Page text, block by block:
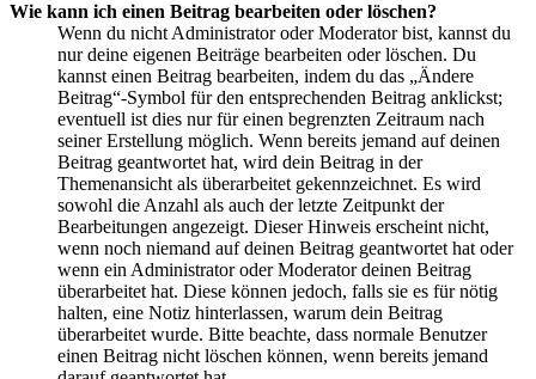
Wie kann ich einen Beitrag bearbeiten oder löschen?
Wenn du nicht Administrator oder Moderator bist, kannst du
nur deine eigenen Beiträge bearbeiten oder löschen. Du
kannst einen Beitrag bearbeiten, indem du das „Ändere
Beitrag“-Symbol für den entsprechenden Beitrag anklickst;
eventuell ist dies nur für einen begrenzten Zeitraum nach
seiner Erstellung möglich. Wenn bereits jemand auf deinen
Beitrag geantwortet hat, wird dein Beitrag in der
Themenansicht als überarbeitet gekennzeichnet. Es wird
sowohl die Anzahl als auch der letzte Zeitpunkt der
Bearbeitungen angezeigt. Dieser Hinweis erscheint nicht,
wenn noch niemand auf deinen Beitrag geantwortet hat oder
wenn ein Administrator oder Moderator deinen Beitrag
überarbeitet hat. Diese können jedoch, falls sie es für nötig
halten, eine Notiz hinterlassen, warum dein Beitrag
überarbeitet wurde. Bitte beachte, dass normale Benutzer
einen Beitrag nicht löschen können, wenn bereits jemand